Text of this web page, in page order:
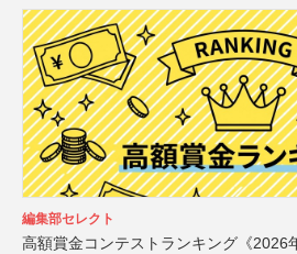
編集部セレクト
高額賞金コンテストランキング《2026